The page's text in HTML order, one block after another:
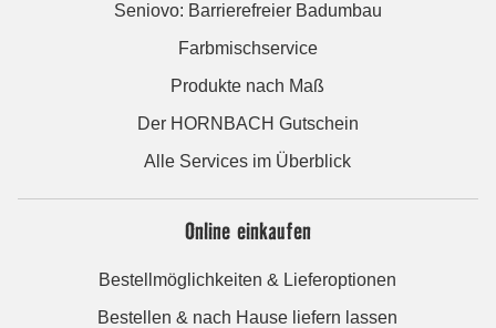
Seniovo: Barrierefreier Badumbau
Farbmischservice
Produkte nach Maß
Der HORNBACH Gutschein
Alle Services im Überblick
Online einkaufen
Bestellmöglichkeiten & Lieferoptionen
Bestellen & nach Hause liefern lassen